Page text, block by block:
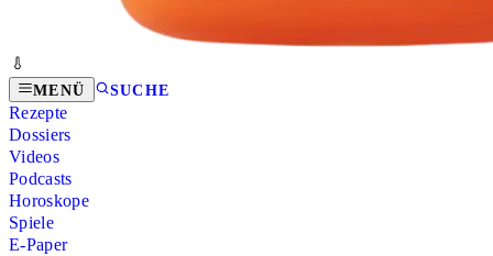
MENÜ SUCHE
Rezepte
Dossiers
Videos
Podcasts
Horoskope
Spiele
E-Paper